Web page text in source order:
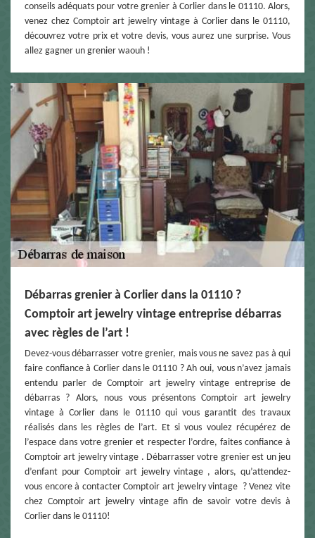
conseils adéquats pour votre grenier à Corlier dans le 01110. Alors,
venez chez Comptoir art jewelry vintage à Corlier dans le 01110,
découvrez votre prix et votre devis, vous aurez une surprise. Vous
allez gagner un grenier waouh !
Débarras grenier à Corlier dans la 01110 ?
Comptoir art jewelry vintage entreprise débarras
avec règles de l’art !
Devez-vous débarrasser votre grenier, mais vous ne savez pas à qui
faire confiance à Corlier dans le 01110 ? Ah oui, vous n’avez jamais
entendu parler de Comptoir art jewelry vintage entreprise de
débarras ? Alors, nous vous présentons Comptoir art jewelry
vintage à Corlier dans le 01110 qui vous garantit des travaux
réalisés dans les règles de l’art. Et si vous voulez récupérez de
l’espace dans votre grenier et respecter l’ordre, faites confiance à
Comptoir art jewelry vintage . Débarrasser votre grenier est un jeu
d’enfant pour Comptoir art jewelry vintage , alors, qu’attendez-
vous encore à contacter Comptoir art jewelry vintage ? Venez vite
chez Comptoir art jewelry vintage afin de savoir votre devis à
Corlier dans le 01110!